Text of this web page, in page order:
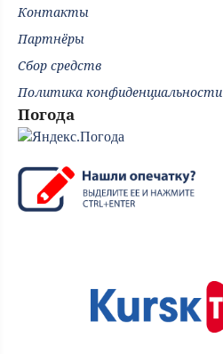
Контакты
Партнёры
Сбор средств
Политика конфиденциальности
Погода